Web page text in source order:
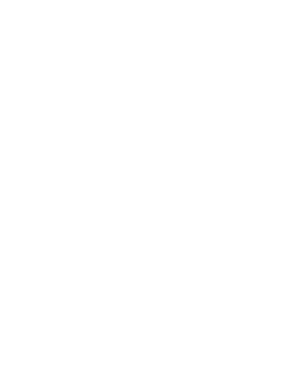
Posledice
Srbija nije izuzetak u regionu,
Vasić ističe da je pad
"U suštini sve zemlje koje
članice EU ili nisu, beleže
Jugoistočne Evrope koje
Francuska mora da primi
Studija Evropske centralne